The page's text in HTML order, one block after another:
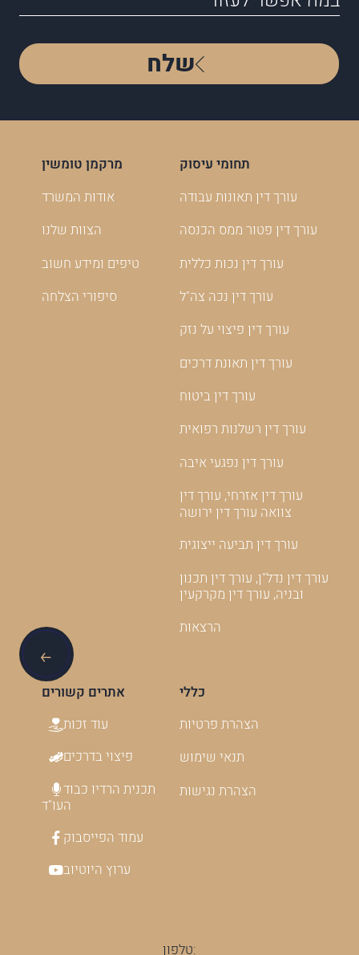
שלח
מרקמן טומשין
אודות המשרד
הצוות שלנו
טיפים ומידע חשוב
סיפורי הצלחה
תחומי עיסוק
עורך דין תאונות עבודה
עורך דין פטור ממס הכנסה
עורך דין נכות כללית
עורך דין נכה צה"ל
עורך דין פיצוי על נזק
עורך דין תאונת דרכים
עורך דין ביטוח
עורך דין רשלנות רפואית
עורך דין נפגעי איבה
עורך דין אזרחי, עורך דין
צוואה עורך דין ירושה
עורך דין תביעה ייצוגית
עורך דין נדל"ן, עורך דין תכנון
ובניה, עורך דין מקרקעין
הרצאות
אתרים קשורים
עוד זכות
פיצוי בדרכים
תכנית הרדיו כבוד
העו"ד
עמוד הפייסבוק
ערוץ היוטיוב
כללי
הצהרת פרטיות
תנאי שימוש
הצהרת נגישות
טלפון: